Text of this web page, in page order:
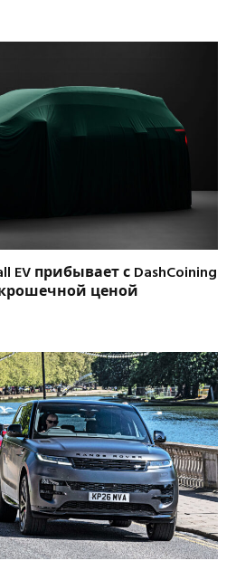
EV прибывает с DashCoining
ценой